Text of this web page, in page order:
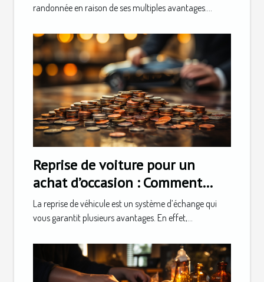
randonnée en raison de ses multiples avantages....
Reprise de voiture pour un
achat d’occasion : Comment
faire ?
La reprise de véhicule est un système d’échange qui
vous garantit plusieurs avantages. En effet,...